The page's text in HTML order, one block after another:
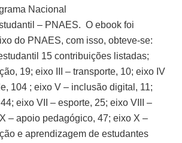
Nacional
– PNAES. O ebook foi
do PNAES, com isso, obteve-se:
15 contribuições listadas;
19; eixo III – transporte, 10; eixo IV
104 ; eixo V – inclusão digital, 11;
eixo VII – esporte, 25; eixo VIII –
– apoio pedagógico, 47; eixo X –
e aprendizagem de estudantes